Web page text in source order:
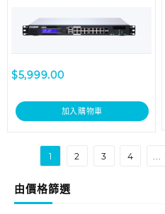
由價格篩選
$5,999.00
加入購物車
1 2 3 4 ...